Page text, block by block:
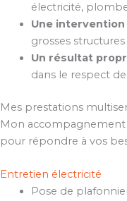
électricité,
Une
grosses
Un résultat
dans le respect
Mes prestations
Mon accompagnement
pour répondre à vos
Entretien électricité
Pose de